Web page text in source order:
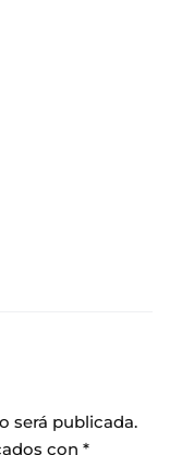
será publicada.
con *